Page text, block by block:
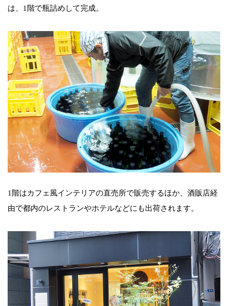
は、1階で瓶詰めして完成。
1階はカフェ風インテリアの直売所で販売するほか、酒販店経
由で都内のレストランやホテルなどにも出荷されます。